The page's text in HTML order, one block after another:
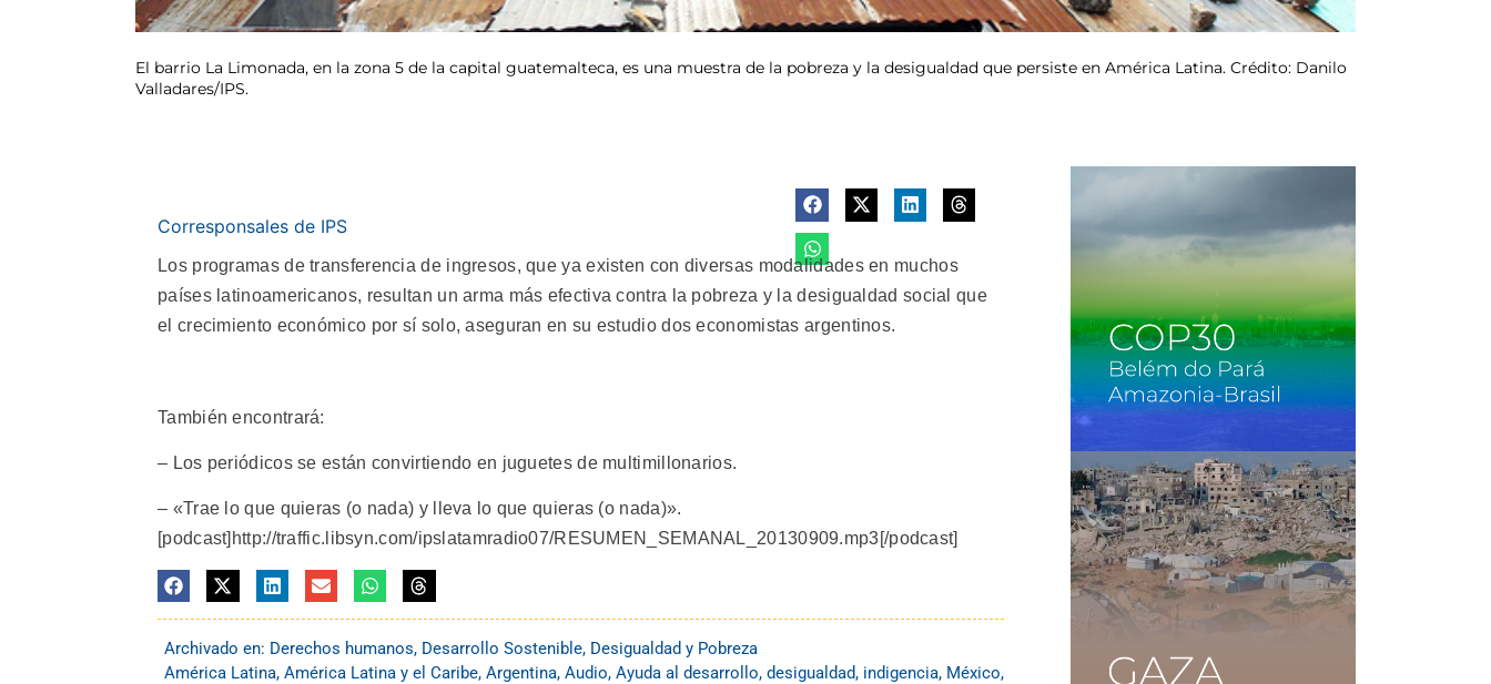
El barrio La Limonada, en la zona 5 de la capital guatemalteca, es una muestra de la pobreza y la desigualdad que persiste en América Latina. Crédito: Danilo
Valladares/IPS.
Corresponsales de IPS
Los programas de transferencia de ingresos, que ya existen con diversas modalidades en muchos
países latinoamericanos, resultan un arma más efectiva contra la pobreza y la desigualdad social que
el crecimiento económico por sí solo, aseguran en su estudio dos economistas argentinos.
También encontrará:
– Los periódicos se están convirtiendo en juguetes de multimillonarios.
– «Trae lo que quieras (o nada) y lleva lo que quieras (o nada)».
[podcast]http://traffic.libsyn.com/ipslatamradio07/RESUMEN_SEMANAL_20130909.mp3[/podcast]
Archivado en: Derechos humanos, Desarrollo Sostenible, Desigualdad y Pobreza
América Latina, América Latina y el Caribe, Argentina, Audio, Ayuda al desarrollo, desigualdad, indigencia, México,